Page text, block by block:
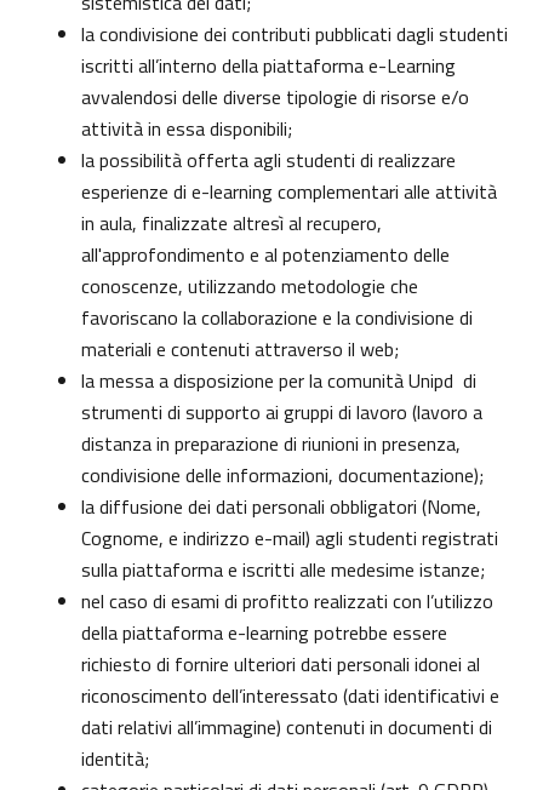
la condivisione dei contributi pubblicati dagli studenti
iscritti all’interno della piattaforma e-Learning
avvalendosi delle diverse tipologie di risorse e/o
attività in essa disponibili;
la possibilità offerta agli studenti di realizzare
esperienze di e-learning complementari alle attività
in aula, finalizzate altresì al recupero,
all'approfondimento e al potenziamento delle
conoscenze, utilizzando metodologie che
favoriscano la collaborazione e la condivisione di
materiali e contenuti attraverso il web;
la messa a disposizione per la comunità Unipd di
strumenti di supporto ai gruppi di lavoro (lavoro a
distanza in preparazione di riunioni in presenza,
condivisione delle informazioni, documentazione);
la diffusione dei dati personali obbligatori (Nome,
Cognome, e indirizzo e-mail) agli studenti registrati
sulla piattaforma e iscritti alle medesime istanze;
nel caso di esami di profitto realizzati con l’utilizzo
della piattaforma e-learning potrebbe essere
richiesto di fornire ulteriori dati personali idonei al
riconoscimento dell’interessato (dati identificativi e
dati relativi all’immagine) contenuti in documenti di
identità;